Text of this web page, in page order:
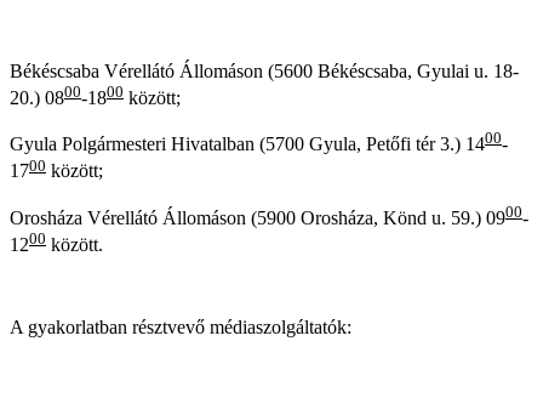
Békéscsaba Vérellátó Állomáson (5600 Békéscsaba, Gyulai u. 18-
20.) 0800-1800 között;
Gyula Polgármesteri Hivatalban (5700 Gyula, Petőfi tér 3.) 1400-
1700 között;
Orosháza Vérellátó Állomáson (5900 Orosháza, Könd u. 59.) 0900-
1200 között.
A gyakorlatban résztvevő médiaszolgáltatók: